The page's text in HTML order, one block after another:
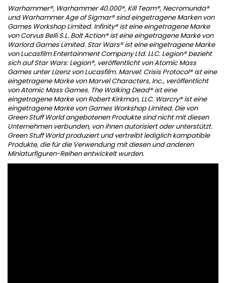
Warhammer®, Warhammer 40.000®, Kill Team®, Necromunda®
und Warhammer Age of Sigmar® sind eingetragene Marken von
Games Workshop Limited. Infinity® ist eine eingetragene Marke
von Corvus Belli S.L. Bolt Action® ist eine eingetragene Marke von
Warlord Games Limited. Star Wars® ist eine eingetragene Marke
von Lucasfilm Entertainment Company Ltd. LLC. Legion® bezieht
sich auf Star Wars: Legion®, veröffentlicht von Atomic Mass
Games unter Lizenz von Lucasfilm. Marvel: Crisis Protocol® ist eine
eingetragene Marke von Marvel Characters, Inc., veröffentlicht
von Atomic Mass Games. The Walking Dead® ist eine
eingetragene Marke von Robert Kirkman, LLC. Warcry® ist eine
eingetragene Marke von Games Workshop Limited. Die von
Green Stuff World angebotenen Produkte sind nicht mit diesen
Unternehmen verbunden, von ihnen autorisiert oder unterstützt.
Green Stuff World produziert und vertreibt lediglich kompatible
Produkte, die für die Verwendung mit diesen und anderen
Miniaturfiguren-Reihen entwickelt wurden.